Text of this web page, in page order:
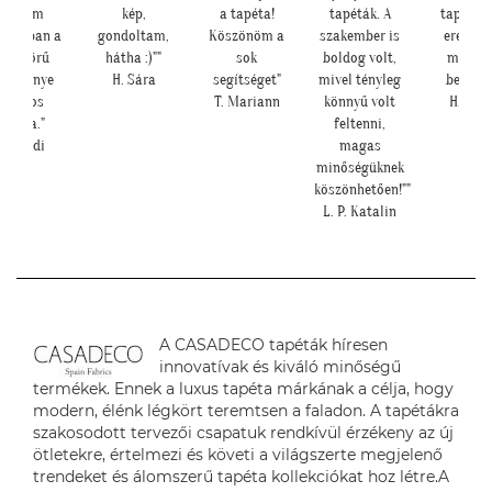
:)""
Sára
a tapéta!
Köszönöm a
sok
segítséget"
tapéták. A
szakember is
boldog volt,
mivel tényleg
könnyű volt
tapéták az
eredmény
magáért
beszél!:)"
H. Anita
a
sokáig
Z.
A CASADECO tapéták híresen
innovatívak és kiváló minőségű
termékek. Ennek a luxus tapéta márkának a célja, hogy
modern, élénk légkört teremtsen a faladon. A tapétákra
szakosodott tervezői csapatuk rendkívül érzékeny az új
ötletekre, értelmezi és követi a világszerte megjelenő
trendeket és álomszerű tapéta kollekciókat hoz létre.A